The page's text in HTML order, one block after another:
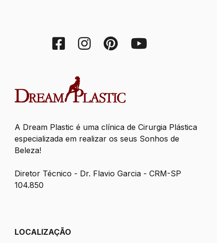
A Dream Plastic é uma clínica de Cirurgia Plástica
especializada em realizar os seus Sonhos de
Beleza!
Diretor Técnico - Dr. Flavio Garcia - CRM-SP
104.850
LOCALIZAÇÃO